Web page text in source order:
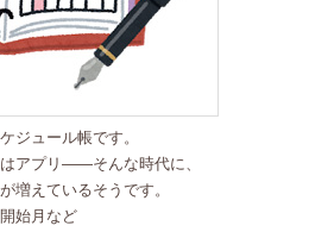
ジュール帳です。
アプリ――そんな時代に、
増えているそうです。
始月など